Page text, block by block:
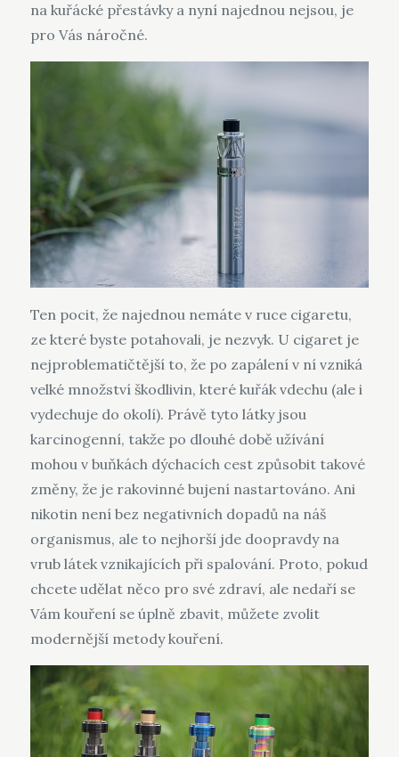
na kuřácké přestávky a nyní najednou nejsou, je
pro Vás náročné.
Ten pocit, že najednou nemáte v ruce cigaretu,
ze které byste potahovali, je nezvyk. U cigaret je
nejproblematičtější to, že po zapálení v ní vzniká
velké množství škodlivin, které kuřák vdechu (ale i
vydechuje do okolí). Právě tyto látky jsou
karcinogenní, takže po dlouhé době užívání
mohou v buňkách dýchacích cest způsobit takové
změny, že je rakovinné bujení nastartováno. Ani
nikotin není bez negativních dopadů na náš
organismus, ale to nejhorší jde doopravdy na
vrub látek vznikajících při spalování. Proto, pokud
chcete udělat něco pro své zdraví, ale nedaří se
Vám kouření se úplně zbavit, můžete zvolit
modernější metody kouření.